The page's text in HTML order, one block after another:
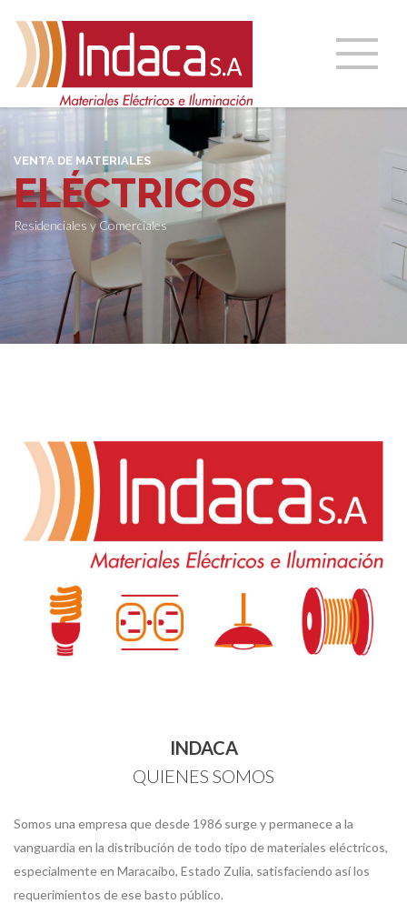
VENTA DE MATERIALES
ELÉCTRICOS
Residenciales y Comerciales
INDACA
QUIENES SOMOS
Somos una empresa que desde 1986 surge y permanece a la
vanguardia en la distribución de todo tipo de materiales eléctricos,
especialmente en Maracaibo, Estado Zulia, satisfaciendo así los
requerimientos de ese basto público.